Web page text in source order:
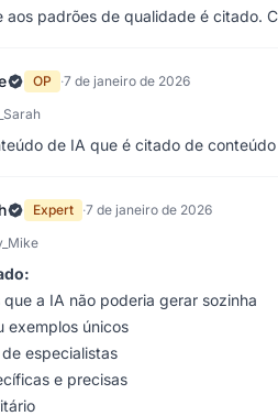
padrões de qualidade é citado.
OP ·7 de janeiro de 2026
de IA que é citado de
Expert ·7 de janeiro de 2026
a IA não poderia gerar sozinha
exemplos únicos
especialistas
e precisas